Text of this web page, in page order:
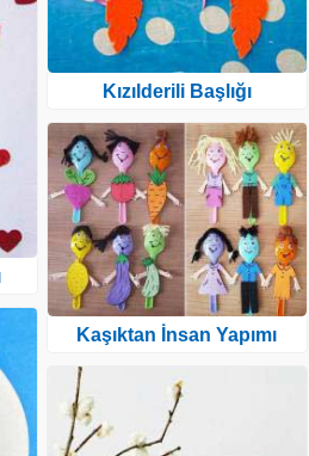
Kızılderili Başlığı
Kaşıktan İnsan Yapımı